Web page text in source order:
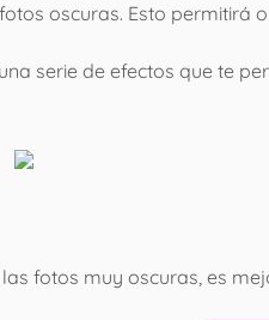
oscuras. Esto permitirá
serie de efectos que te
las fotos muy oscuras, es